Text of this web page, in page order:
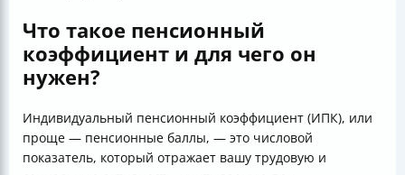
Что такое пенсионный
коэффициент и для чего он
нужен?
Индивидуальный пенсионный коэффициент (ИПК), или
проще — пенсионные баллы, — это числовой
показатель, который отражает вашу трудовую и